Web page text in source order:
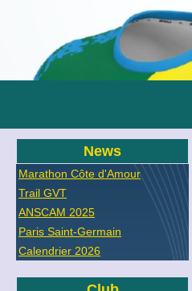
News
Marathon Côte d'Amour
Trail GVT
ANSCAM 2025
Paris Saint-Germain
Calendrier 2026